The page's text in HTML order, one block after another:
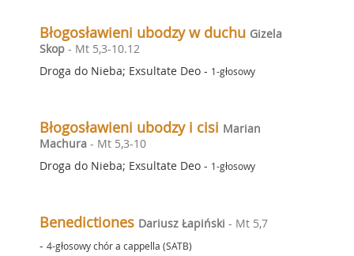
Błogosławieni ubodzy w duchu Gizela
Skop - Mt 5,3-10.12
Droga do Nieba; Exsultate Deo - 1-głosowy
Błogosławieni ubodzy i cisi Marian
Machura - Mt 5,3-10
Droga do Nieba; Exsultate Deo - 1-głosowy
Benedictiones Dariusz Łapiński - Mt 5,7
- 4-głosowy chór a cappella (SATB)